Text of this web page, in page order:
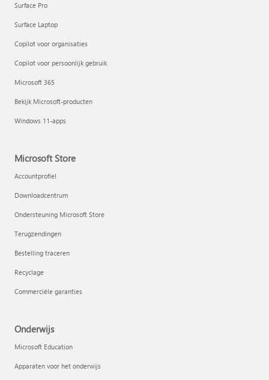
Surface Pro
Surface Laptop
Copilot voor organisaties
Copilot voor persoonlijk gebruik
Microsoft 365
Bekijk Microsoft-producten
Windows 11-apps
Microsoft Store
Accountprofiel
Downloadcentrum
Ondersteuning Microsoft Store
Terugzendingen
Bestelling traceren
Recyclage
Commerciële garanties
Onderwijs
Microsoft Education
Apparaten voor het onderwijs